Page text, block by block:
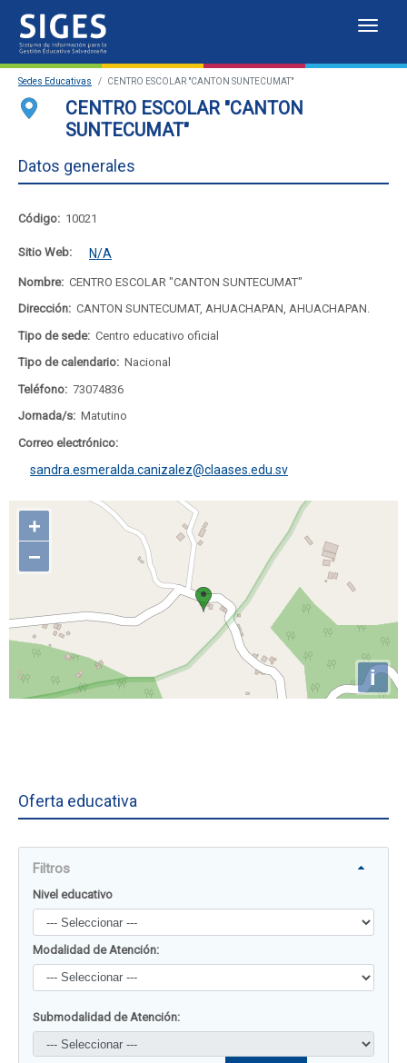
Sistema
de
Información
para
la
Gestión
Educativa
Salvadoreña
Sedes Educativas
Mapa de sedes educativas
Sedes Educativas CENTRO ESCOLAR "CANTON SUNTECUMAT"
CENTRO ESCOLAR "CANTON
SUNTECUMAT"
Datos generales
Código: 10021
Sitio Web: N/A
Nombre: CENTRO ESCOLAR "CANTON SUNTECUMAT"
Dirección: CANTON SUNTECUMAT, AHUACHAPAN, AHUACHAPAN.
Tipo de sede: Centro educativo oficial
Tipo de calendario: Nacional
Teléfono: 73074836
Jornada/s: Matutino
Correo electrónico:
sandra.esmeralda.canizalez@claases.edu.sv
Oferta educativa
Filtros
Nivel educativo
Modalidad de Atención:
Submodalidad de Atención: